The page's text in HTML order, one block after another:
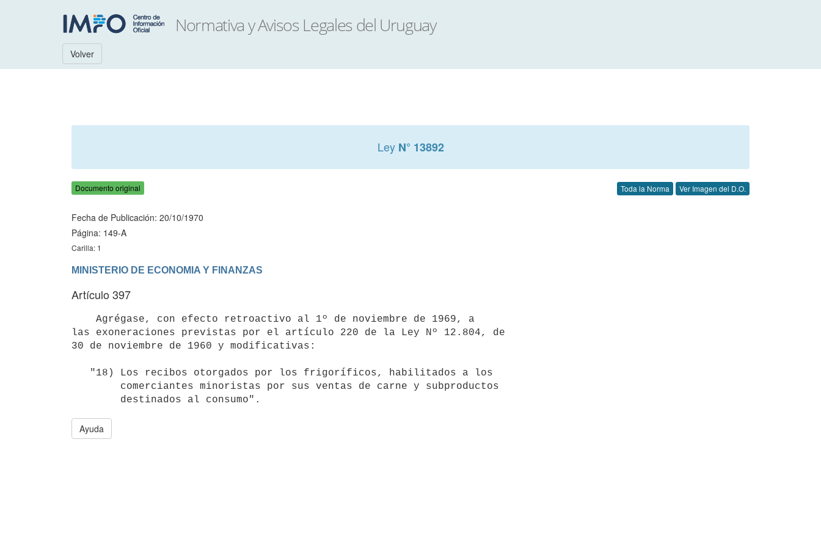
Volver
Ley N° 13892
Documento original Toda la Norma Ver Imagen del D.O.
Fecha de Publicación: 20/10/1970
Página: 149-A
Carilla: 1
MINISTERIO DE ECONOMIA Y FINANZAS
Artículo 397
las exoneraciones previstas por el artículo 220 de la Ley Nº 12.804, de
30 de noviembre de 1960 y modificativas:
        destinados al consumo".
Ayuda